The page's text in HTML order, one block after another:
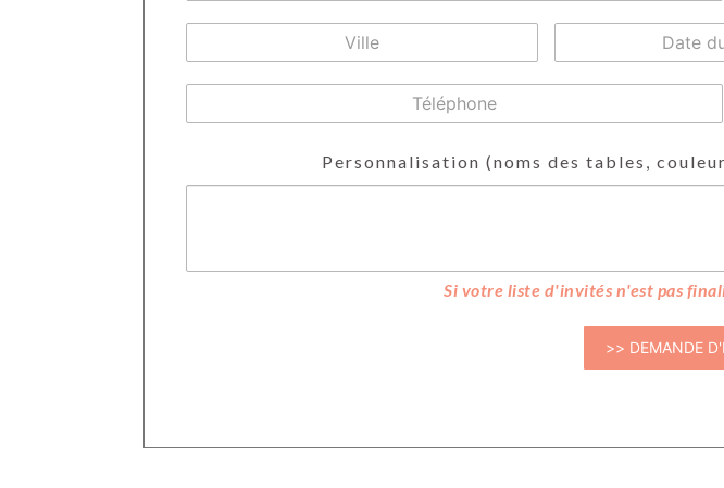
Personnalisation (noms des tables,
Si votre liste d'invités n'est pas